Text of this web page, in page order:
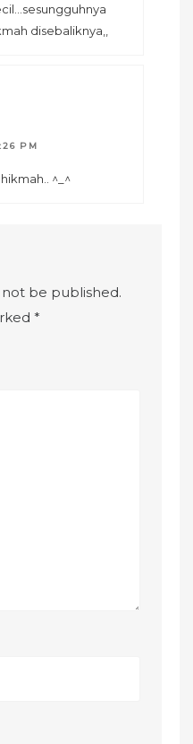
disebaliknya,,
PM
^_^
not be published.
*